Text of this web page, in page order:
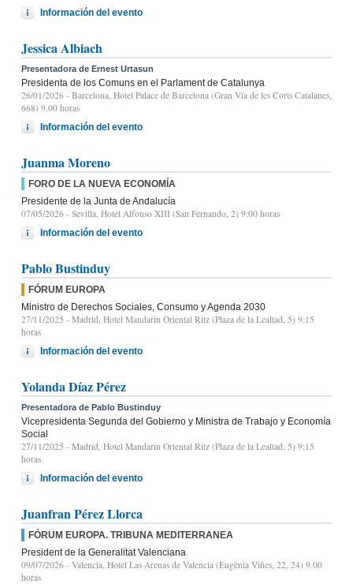
Información del evento
Jessica Albiach
Presentadora de Ernest Urtasun
Presidenta de los Comuns en el Parlament de Catalunya
26/01/2026 - Barcelona, Hotel Palace de Barcelona (Gran Vía de les Corts Catalanes,
668) 9.00 horas
Información del evento
Juanma Moreno
FORO DE LA NUEVA ECONOMÍA
Presidente de la Junta de Andalucía
07/05/2026 - Sevilla, Hotel Alfonso XIII (San Fernando, 2) 9:00 horas
Información del evento
Pablo Bustinduy
FÓRUM EUROPA
Ministro de Derechos Sociales, Consumo y Agenda 2030
27/11/2025 - Madrid, Hotel Mandarin Oriental Ritz (Plaza de la Lealtad, 5) 9:15
horas
Información del evento
Yolanda Díaz Pérez
Presentadora de Pablo Bustinduy
Vicepresidenta Segunda del Gobierno y Ministra de Trabajo y Economía
Social
27/11/2025 - Madrid, Hotel Mandarin Oriental Ritz (Plaza de la Lealtad, 5) 9:15
horas
Información del evento
Juanfran Pérez Llorca
FÓRUM EUROPA. TRIBUNA MEDITERRANEA
President de la Generalitat Valenciana
09/07/2026 - Valencia, Hotel Las Arenas de Valencia (Eugènia Viñes, 22, 24) 9.00
horas